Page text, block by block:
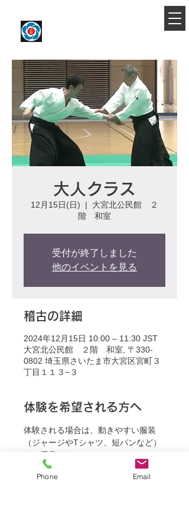
大人クラス
12月15日(日)
  |
大宮北公民館 ２
階 和室
受付が終了しました
他のイベントを見る
稽古の詳細
2024年12月15日 10:00 – 11:30 JST
大宮北公民館 ２階 和室, 〒330-
0802 埼玉県さいたま市大宮区宮町３
丁目１１３−３
体験を希望される方へ
体験される場合は、動きやすい服装
（ジャージやTシャツ、短パンなど）
をご用意ください。
Phone Email